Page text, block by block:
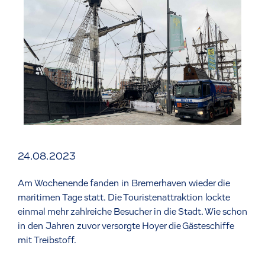
24.08.2023
Am Wochenende fanden in Bremerhaven wieder die
maritimen Tage statt. Die Touristenattraktion lockte
einmal mehr zahlreiche Besucher in die Stadt. Wie schon
in den Jahren zuvor versorgte Hoyer die Gästeschiffe
mit Treibstoff.